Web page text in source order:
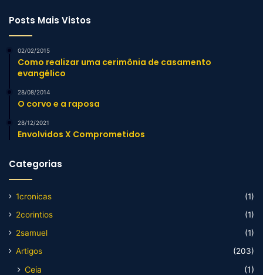
Posts Mais Vistos
02/02/2015
Como realizar uma cerimônia de casamento
evangélico
28/08/2014
O corvo e a raposa
28/12/2021
Envolvidos X Comprometidos
Categorias
1cronicas
(1)
2corintios
(1)
2samuel
(1)
Artigos
(203)
Ceia
(1)